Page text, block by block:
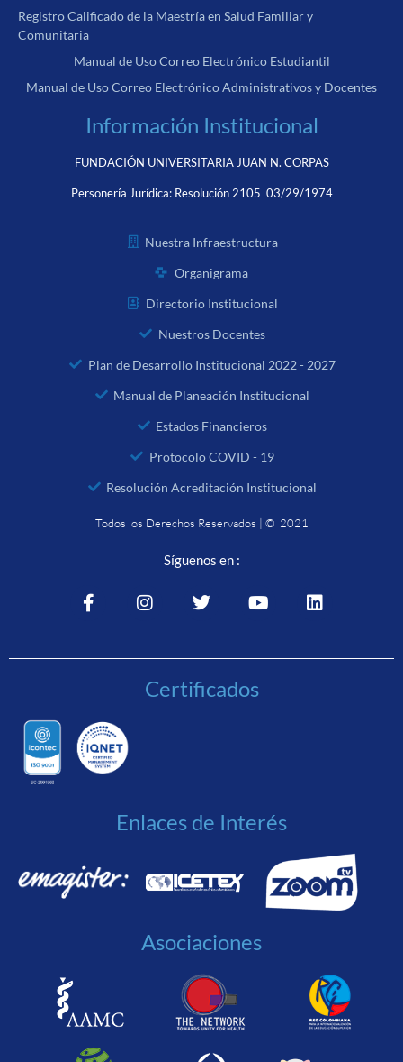
Registro Calificado de la Maestría en Salud Familiar y
Comunitaria
Manual de Uso Correo Electrónico Estudiantil
Manual de Uso Correo Electrónico Administrativos y Docentes
Información Institucional
FUNDACIÓN UNIVERSITARIA JUAN N. CORPAS
Personería Jurídica: Resolución 2105 03/29/1974
Nuestra Infraestructura
Organigrama
Directorio Institucional
Nuestros Docentes
Plan de Desarrollo Institucional 2022 - 2027
Manual de Planeación Institucional
Estados Financieros
Protocolo COVID - 19
Resolución Acreditación Institucional
Todos los Derechos Reservados | © 2021
Síguenos en :
Certificados
Enlaces de Interés
Asociaciones